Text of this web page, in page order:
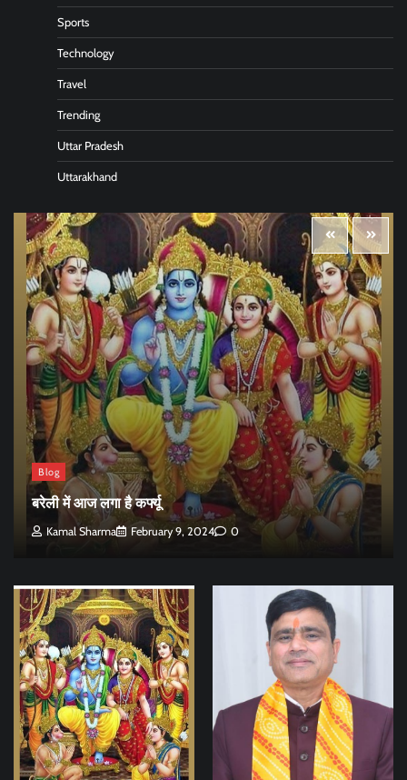
Sports
Technology
Travel
Trending
Uttar Pradesh
Uttarakhand
Blog
बरेली में आज लगा है कर्फ्यू
Kamal Sharma February 9, 2024 0